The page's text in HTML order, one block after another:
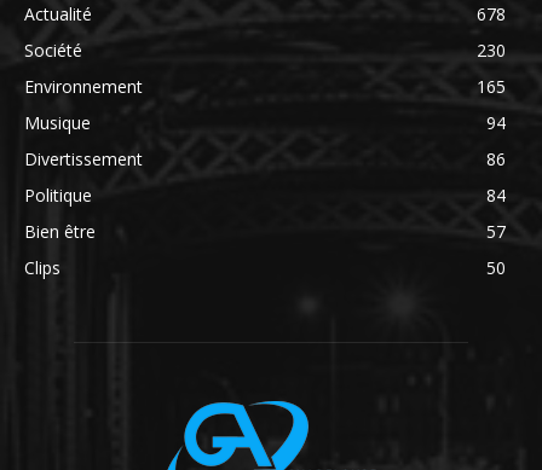
Actualité
678
Société
230
Environnement
165
Musique
94
Divertissement
86
Politique
84
Bien être
57
Clips
50